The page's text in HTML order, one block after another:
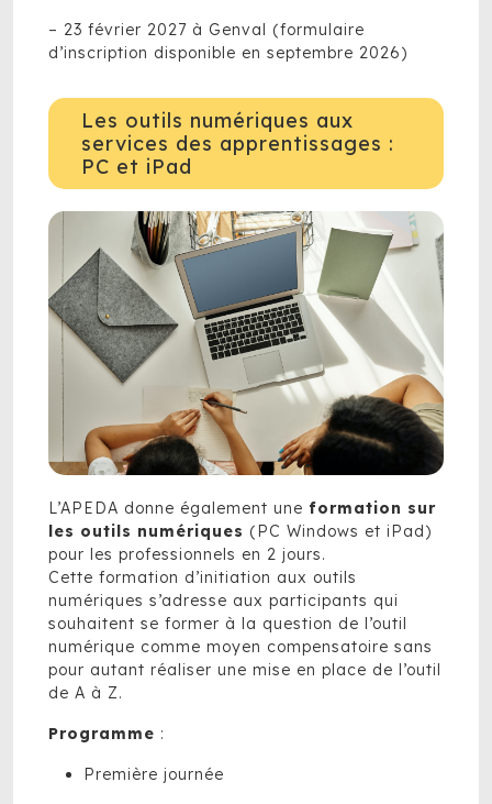
– 23 février 2027 à Genval (formulaire
d’inscription disponible en septembre 2026)
Les outils numériques aux
services des apprentissages :
PC et iPad
L’APEDA donne également une formation sur
les outils numériques (PC Windows et iPad)
pour les professionnels en 2 jours.
Cette formation d’initiation aux outils
numériques s’adresse aux participants qui
souhaitent se former à la question de l’outil
numérique comme moyen compensatoire sans
pour autant réaliser une mise en place de l’outil
de A à Z.
Programme :
Première journée